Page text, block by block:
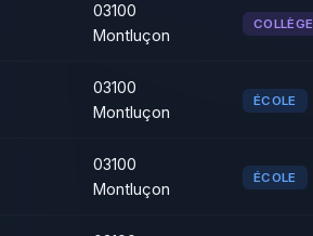
03100
Montluçon
COLLÈGE
03100
Montluçon
ÉCOLE
03100
Montluçon
ÉCOLE